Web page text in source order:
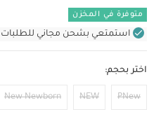
متوفرة في المخزن
استمتعي بشحن مجاني للطلبات غير
اختر بحجم:
PNew
NEW
New Newborn